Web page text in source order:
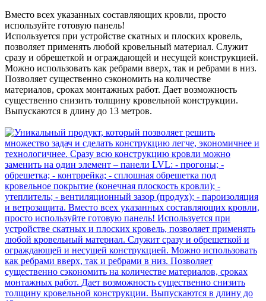
Вместо всех указанных составляющих кровли, просто
используйте готовую панель!
Используется при устройстве скатных и плоских кровель,
позволяет применять любой кровельный материал. Служит
сразу и обрешеткой и ограждающей и несущей конструкцией.
Можно использовать как ребрами вверх, так и ребрами в низ.
Позволяет существенно сэкономить на количестве
материалов, сроках монтажных работ. Дает возможность
существенно снизить толщину кровельной конструкции.
Выпускаются в длину до 13 метров.